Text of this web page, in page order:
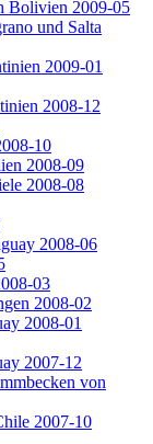
Bolivien 2009-05
und Salta
2009-01
2008-12
10
2008-09
2008-08
2008-06
03
2008-02
2008-01
2007-12
von
2007-10